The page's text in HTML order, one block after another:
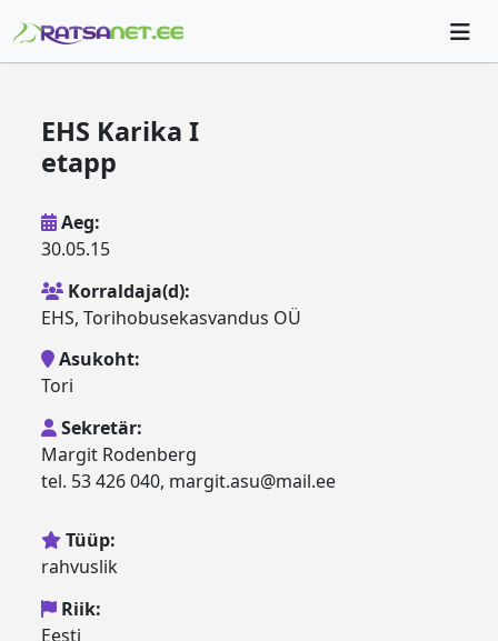
EHS Karika I
etapp
Aeg:
30.05.15
Korraldaja(d):
EHS, Torihobusekasvandus OÜ
Asukoht:
Tori
Sekretär:
Margit Rodenberg
tel. 53 426 040, margit.asu@mail.ee
Tüüp:
rahvuslik
Riik:
Eesti